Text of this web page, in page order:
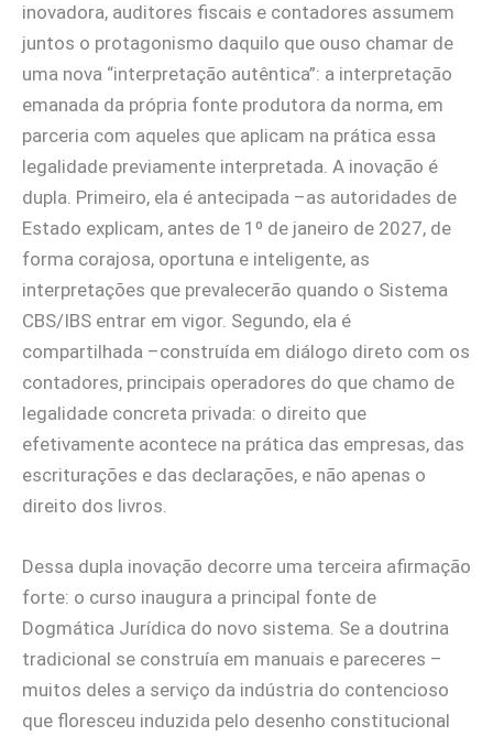
inovadora, auditores fiscais e contadores assumem
juntos o protagonismo daquilo que ouso chamar de
uma nova “interpretação autêntica”: a interpretação
emanada da própria fonte produtora da norma, em
parceria com aqueles que aplicam na prática essa
legalidade previamente interpretada. A inovação é
dupla. Primeiro, ela é antecipada –as autoridades de
Estado explicam, antes de 1º de janeiro de 2027, de
forma corajosa, oportuna e inteligente, as
interpretações que prevalecerão quando o Sistema
CBS/IBS entrar em vigor. Segundo, ela é
compartilhada –construída em diálogo direto com os
contadores, principais operadores do que chamo de
legalidade concreta privada: o direito que
efetivamente acontece na prática das empresas, das
escriturações e das declarações, e não apenas o
direito dos livros.
Dessa dupla inovação decorre uma terceira afirmação
forte: o curso inaugura a principal fonte de
Dogmática Jurídica do novo sistema. Se a doutrina
tradicional se construía em manuais e pareceres –
muitos deles a serviço da indústria do contencioso
que floresceu induzida pelo desenho constitucional